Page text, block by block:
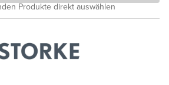
Produkte direkt auswählen